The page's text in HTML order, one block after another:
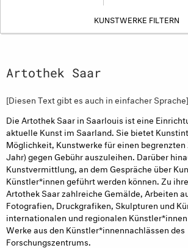
Artothek Saar
[Diesen Text gibt es auch in einfacher Sprache]
Die Artothek Saar in Saarlouis ist eine
aktuelle Kunst im Saarland. Sie bietet
Möglichkeit, Kunstwerke für einen
Jahr) gegen Gebühr auszuleihen. Darüber
Kunstvermittlung, an dem Gespräche über
Künstler*innen geführt werden können. Zu
Artothek Saar zahlreiche Gemälde, Arbeiten
Fotografien, Druckgrafiken, Skulpturen und
internationalen und regionalen
Werke aus den Künstler*innennachlässen des
Forschungszentrums.